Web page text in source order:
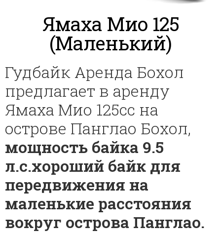
Ямаха Мио 125
(Маленький)
Гудбайк Аренда Бохол
предлагает в аренду
Ямаха Мио 125сс на
острове Панглао Бохол,
мощность байка 9.5
л.с.хороший байк для
передвижения на
маленькие расстояния
вокруг острова Панглао.